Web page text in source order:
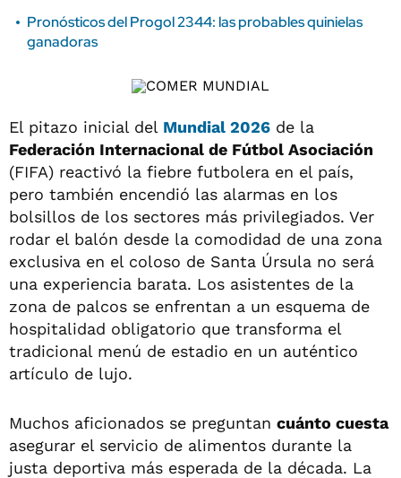
Pronósticos del Progol 2344: las probables quinielas
ganadoras
El pitazo inicial del Mundial 2026 de la
Federación Internacional de Fútbol Asociación
(FIFA) reactivó la fiebre futbolera en el país,
pero también encendió las alarmas en los
bolsillos de los sectores más privilegiados. Ver
rodar el balón desde la comodidad de una zona
exclusiva en el coloso de Santa Úrsula no será
una experiencia barata. Los asistentes de la
zona de palcos se enfrentan a un esquema de
hospitalidad obligatorio que transforma el
tradicional menú de estadio en un auténtico
artículo de lujo.
Muchos aficionados se preguntan cuánto cuesta
asegurar el servicio de alimentos durante la
justa deportiva más esperada de la década. La